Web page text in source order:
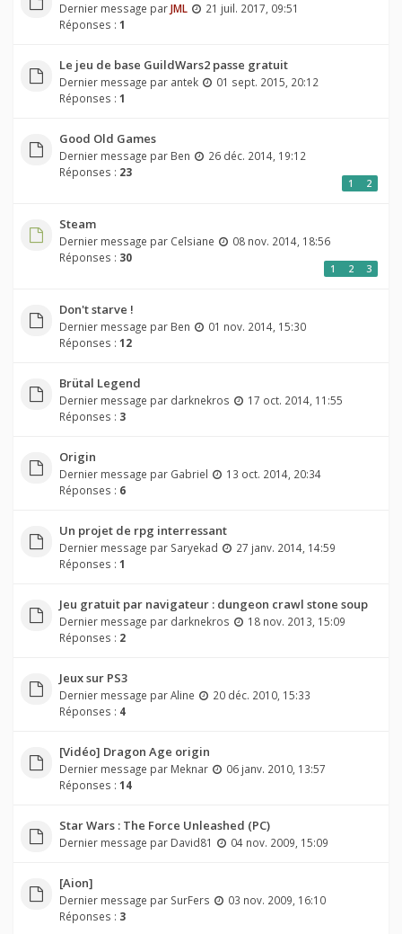
Dernier message parJML
21 juil. 2017, 09:51
Réponses : 1
Le jeu de base GuildWars2 passe gratuit
Dernier message par antek
01 sept. 2015, 20:12
Réponses : 1
Good Old Games
Dernier message par Ben
26 déc. 2014, 19:12
Réponses : 23
1 2
Steam
Dernier message par Celsiane
08 nov. 2014, 18:56
Réponses : 30
1 2 3
Don't starve !
Dernier message par Ben
01 nov. 2014, 15:30
Réponses : 12
Brütal Legend
Dernier message par darknekros
17 oct. 2014, 11:55
Réponses : 3
Origin
Dernier message par Gabriel
13 oct. 2014, 20:34
Réponses : 6
Un projet de rpg interressant
Dernier message par Saryekad
27 janv. 2014, 14:59
Réponses : 1
Jeu gratuit par navigateur : dungeon crawl stone soup
Dernier message par darknekros
18 nov. 2013, 15:09
Réponses : 2
Jeux sur PS3
Dernier message parAline
20 déc. 2010, 15:33
Réponses : 4
[Vidéo] Dragon Age origin
Dernier message par Meknar
06 janv. 2010, 13:57
Réponses : 14
Star Wars : The Force Unleashed (PC)
Dernier message par David81 04 nov. 2009, 15:09
[Aion]
Dernier message par SurFers
03 nov. 2009, 16:10
Réponses : 3